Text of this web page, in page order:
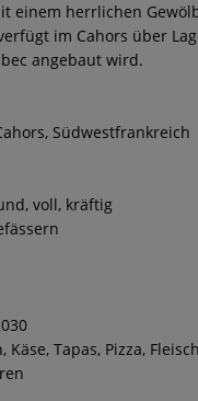
einem herrlichen
im Cahors über
angebaut wird.
Südwestfrankreich
voll, kräftig
Tapas, Pizza,